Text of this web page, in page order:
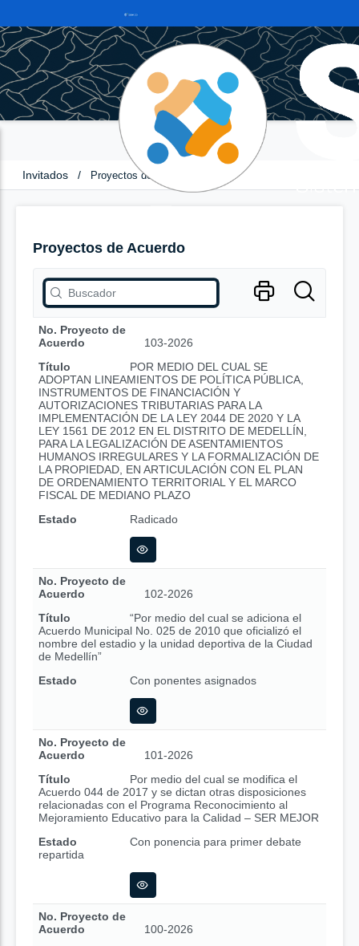
Invitados / Proyectos de Acuerdo
Proyectos de Acuerdo
No. Proyecto de
Acuerdo
103-2026
Título
POR MEDIO DEL CUAL SE
ADOPTAN LINEAMIENTOS DE POLÍTICA PÚBLICA,
INSTRUMENTOS DE FINANCIACIÓN Y
AUTORIZACIONES TRIBUTARIAS PARA LA
IMPLEMENTACIÓN DE LA LEY 2044 DE 2020 Y LA
LEY 1561 DE 2012 EN EL DISTRITO DE MEDELLÍN,
PARA LA LEGALIZACIÓN DE ASENTAMIENTOS
HUMANOS IRREGULARES Y LA FORMALIZACIÓN DE
LA PROPIEDAD, EN ARTICULACIÓN CON EL PLAN
DE ORDENAMIENTO TERRITORIAL Y EL MARCO
FISCAL DE MEDIANO PLAZO
Estado
Radicado
No. Proyecto de
Acuerdo
102-2026
Título
“Por medio del cual se adiciona el
Acuerdo Municipal No. 025 de 2010 que oficializó el
nombre del estadio y la unidad deportiva de la Ciudad
de Medellín”
Estado
Con ponentes asignados
No. Proyecto de
Acuerdo
101-2026
Título
Por medio del cual se modifica el
Acuerdo 044 de 2017 y se dictan otras disposiciones
relacionadas con el Programa Reconocimiento al
Mejoramiento Educativo para la Calidad – SER MEJOR
Estado
Con ponencia para primer debate
repartida
No. Proyecto de
Acuerdo
100-2026